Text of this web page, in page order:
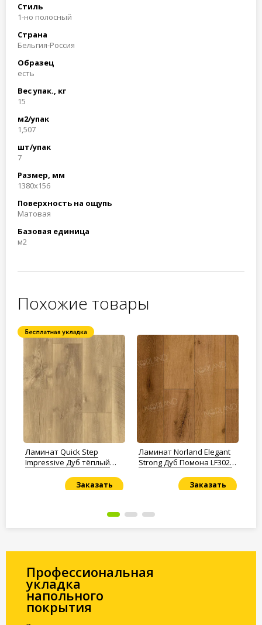
Стиль
1-но полосный
Страна
Бельгия-Россия
Образец
есть
Вес упак., кг
15
м2/упак
1,507
шт/упак
7
Размер, мм
1380x156
Поверхность на ощупь
Матовая
Базовая единица
м2
Похожие товары
Ламинат Quick Step
Impressive Дуб тёплый
Заказать
Ламинат Norland Elegant
Strong Дуб Помона LF302-
Заказать
Профессиональная
укладка
напольного
покрытия